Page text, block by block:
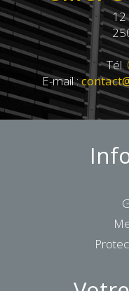
12
Tél.
E-mail :